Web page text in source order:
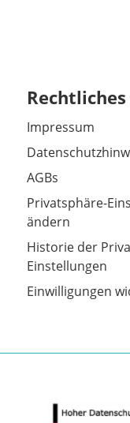
Rechtliches
Impressum
AGBs
Privatsphäre-
ändern
Historie der
Einstellungen
Einwilligungen